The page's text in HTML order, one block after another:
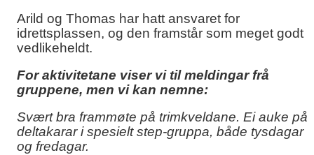
Arild og Thomas har hatt ansvaret for
idrettsplassen, og den framstår som meget godt
vedlikeheldt.
For aktivitetane viser vi til meldingar frå
gruppene, men vi kan nemne:
Svært bra frammøte på trimkveldane. Ei auke på
deltakarar i spesielt step-gruppa, både tysdagar
og fredagar.